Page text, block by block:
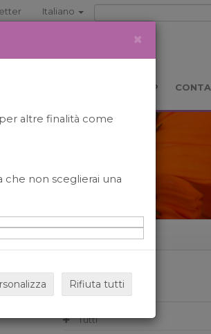
Italiano
BOOKSHOP
ARCHIVIO
Tutti
×
altre finalità come
che non sceglierai una
Rifiuta tutti